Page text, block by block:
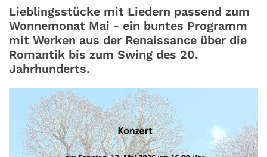
Lieblingsstücke mit Liedern passend zum
Wonnemonat Mai - ein buntes Programm
mit Werken aus der Renaissance über die
Romantik bis zum Swing des 20.
Jahrhunderts.